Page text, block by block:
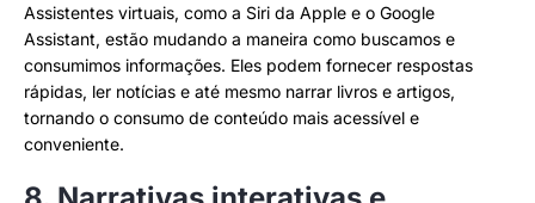
Assistentes virtuais, como a Siri da Apple e o Google
Assistant, estão mudando a maneira como buscamos e
consumimos informações. Eles podem fornecer respostas
rápidas, ler notícias e até mesmo narrar livros e artigos,
tornando o consumo de conteúdo mais acessível e
conveniente.